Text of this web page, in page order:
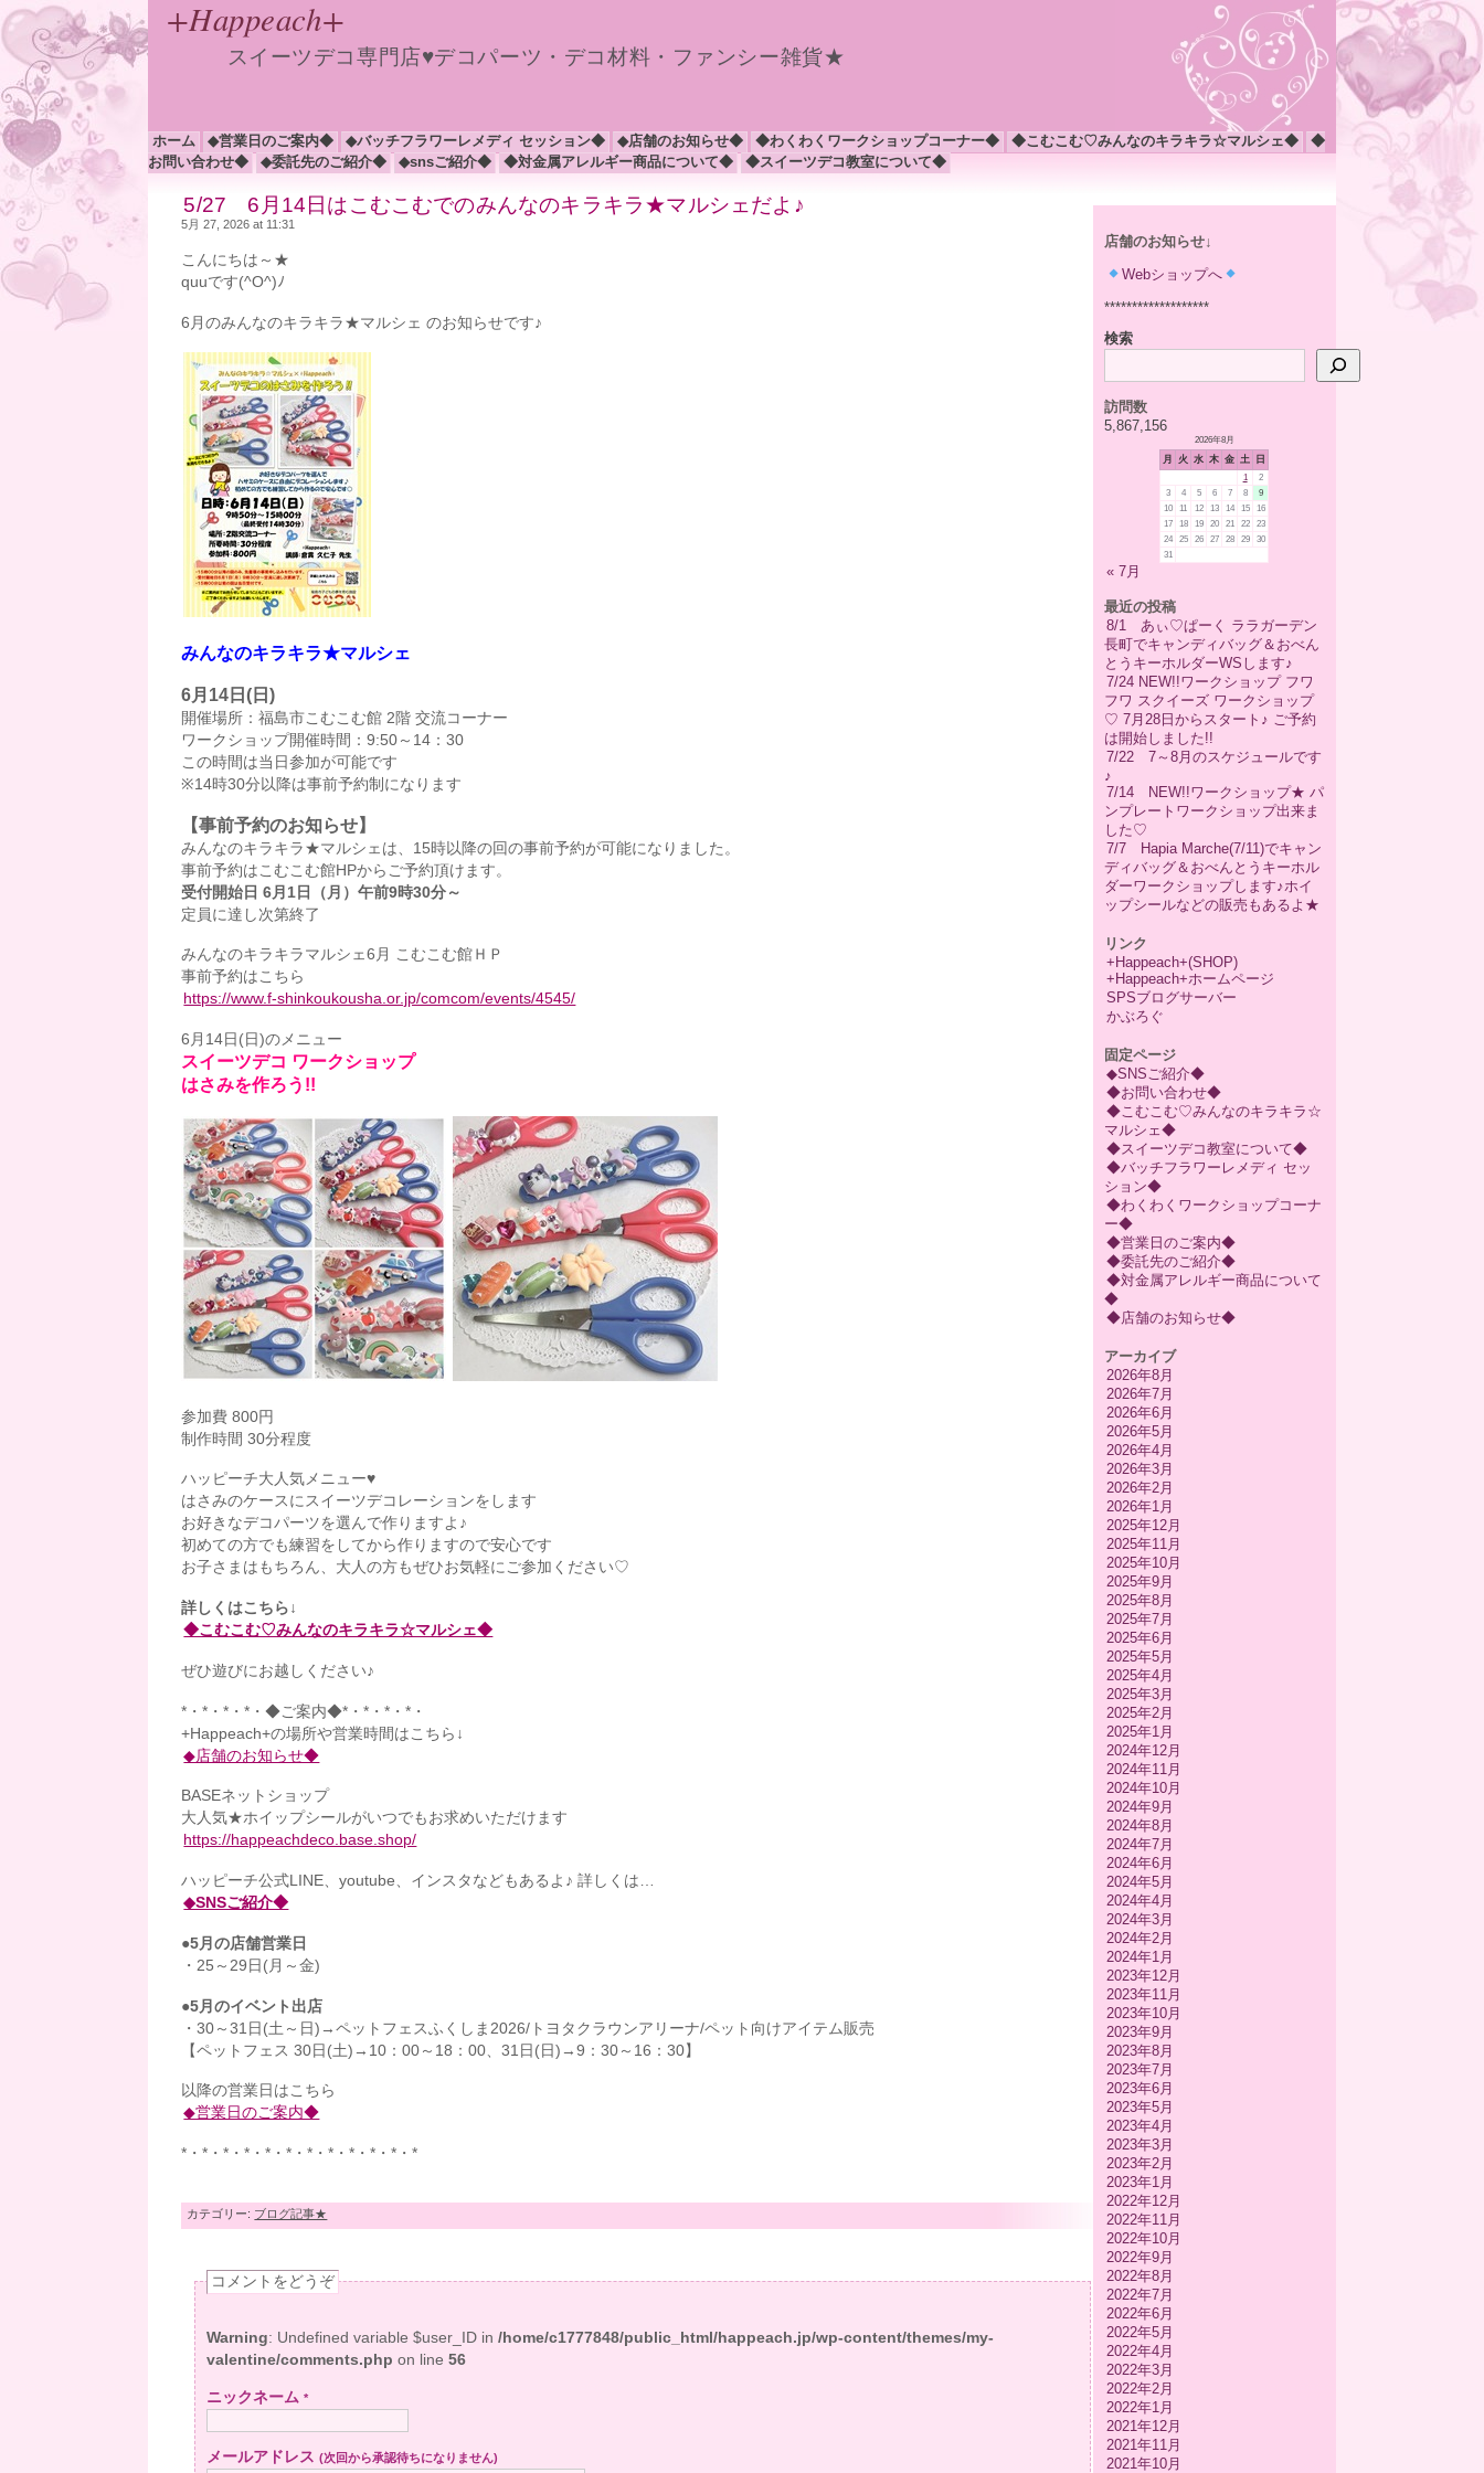
+Happeach+
スイーツデコ専門店♥デコパーツ・デコ材料・ファンシー雑貨★
ホーム ◆営業日のご案内◆ ◆バッチフラワーレメディ セッション◆ ◆店舗のお知らせ◆ ◆わくわくワークショップコーナー◆ ◆こむこむ♡みんなのキラキラ☆マルシェ◆
◆
お問い合わせ◆
◆委託先のご紹介◆ ◆snsご紹介◆ ◆対金属アレルギー商品について◆ ◆スイーツデコ教室について◆
店舗のお知らせ↓
Webショップへ
*******************
検索
訪問数
5,867,156
2026年8月
月 火 水 木 金 土 日
1
2
3
4 5 6 7 8
9
10
11 12 13 14 15
16
17
18 19 20 21 22
23
24
25 26 27 28 29
30
31
« 7月
最近の投稿
8/1 あぃ♡ぱーく ララガーデン
長町でキャンディバッグ＆おべん
とうキーホルダーWSします♪
7/24 NEW!!ワークショップ フワ
フワ スクイーズ ワークショップ
♡ 7月28日からスタート♪ ご予約
は開始しました!!
7/22 7～8月のスケジュールです
♪
7/14 NEW!!ワークショップ★ パ
ンプレートワークショップ出来ま
した♡
7/7 Hapia Marche(7/11)でキャン
ディバッグ＆おべんとうキーホル
ダーワークショップします♪ホイ
ップシールなどの販売もあるよ★
リンク
+Happeach+(SHOP)
+Happeach+ホームページ
SPSブログサーバー
かぶろぐ
固定ページ
◆SNSご紹介◆
◆お問い合わせ◆
◆こむこむ♡みんなのキラキラ☆
マルシェ◆
◆スイーツデコ教室について◆
◆バッチフラワーレメディ セッ
ション◆
◆わくわくワークショップコーナ
ー◆
◆営業日のご案内◆
◆委託先のご紹介◆
◆対金属アレルギー商品について
◆
◆店舗のお知らせ◆
アーカイブ
2026年8月
2026年7月
2026年6月
2026年5月
2026年4月
2026年3月
2026年2月
2026年1月
2025年12月
2025年11月
2025年10月
2025年9月
2025年8月
2025年7月
2025年6月
2025年5月
2025年4月
2025年3月
2025年2月
2025年1月
2024年12月
2024年11月
2024年10月
2024年9月
2024年8月
2024年7月
2024年6月
2024年5月
2024年4月
2024年3月
2024年2月
2024年1月
2023年12月
2023年11月
2023年10月
2023年9月
2023年8月
2023年7月
2023年6月
2023年5月
2023年4月
2023年3月
2023年2月
2023年1月
2022年12月
2022年11月
2022年10月
2022年9月
2022年8月
2022年7月
2022年6月
2022年5月
2022年4月
2022年3月
2022年2月
2022年1月
2021年12月
2021年11月
2021年10月
5/27 6月14日はこむこむでのみんなのキラキラ★マルシェだよ♪
5月 27, 2026 at 11:31
こんにちは～★
quuです(^O^)ﾉ
6月のみんなのキラキラ★マルシェ のお知らせです♪
みんなのキラキラ★マルシェ
6月14日(日)
開催場所：福島市こむこむ館 2階 交流コーナー
ワークショップ開催時間：9:50～14：30
この時間は当日参加が可能です
※14時30分以降は事前予約制になります
【事前予約のお知らせ】
みんなのキラキラ★マルシェは、15時以降の回の事前予約が可能になりました。
事前予約はこむこむ館HPからご予約頂けます。
受付開始日 6 月1日（月）午前9時30分～
定員に達し次第終了
みんなのキラキラマルシェ6月 こむこむ館ＨＰ
事前予約はこちら
https://www.f-shinkoukousha.or.jp/comcom/events/4545/
6月14日(日)のメニュー
スイーツデコ ワークショップ
はさみを作ろう!!
参加費 800円
制作時間 30分程度
ハッピーチ大人気メニュー♥
はさみのケースにスイーツデコレーションをします
お好きなデコパーツを選んで作りますよ♪
初めての方でも練習をしてから作りますので安心です
お子さまはもちろん、大人の方もぜひお気軽にご参加ください♡
詳しくはこちら↓
◆こむこむ♡みんなのキラキラ☆マルシェ◆
ぜひ遊びにお越しください♪
*・*・*・*・◆ご案内◆*・*・*・*・
+Happeach+の場所や営業時間はこちら↓
◆店舗のお知らせ◆
BASEネットショップ
大人気★ホイップシールがいつでもお求めいただけます
https://happeachdeco.base.shop/
ハッピーチ公式LINE、youtube、インスタなどもあるよ♪ 詳しくは…
◆SNSご紹介◆
●5月の店舗営業日
・25～29日(月～金)
●5月のイベント出店
・30～31日(土～日)→ペットフェスふくしま2026/トヨタクラウンアリーナ/ペット向けアイテム販売
【ペットフェス 30日(土)→10：00～18：00、31日(日)→9：30～16：30】
以降の営業日はこちら
◆営業日のご案内◆
*・*・*・*・*・*・*・*・*・*・*・*
カテゴリー: ブログ記事★
コメントをどうぞ
Warning : Undefined variable $user_ID in/home/c1777848/public_html/happeach.jp/wp-content/themes/my-
valentine/comments.php on line56
ニックネーム*
メールアドレス(次回から承認待ちになりません)